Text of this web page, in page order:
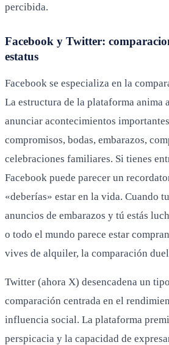
percibida.
Facebook y Twitter:
estatus
Facebook se especializa en la
La estructura de la plataforma anima
anunciar acontecimientos
compromisos, bodas, embarazos,
celebraciones familiares. Si tienes
Facebook puede parecer un
«deberías» estar en la vida. Cuando
anuncios de embarazos y tú estás
o todo el mundo parece estar
vives de alquiler, la comparación
Twitter (ahora X) desencadena un
comparación centrada en el
influencia social. La plataforma
perspicacia y la capacidad de